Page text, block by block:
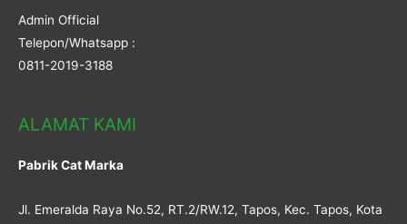
Admin Official
Telepon/Whatsapp :
0811-2019-3188
ALAMAT KAMI
Pabrik Cat Marka
Jl. Emeralda Raya No.52, RT.2/RW.12, Tapos, Kec. Tapos, Kota